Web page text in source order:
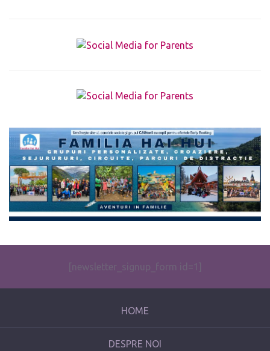
The form you have selected does not exist.
[newsletter_signup_form id=1]
HOME
DESPRE NOI